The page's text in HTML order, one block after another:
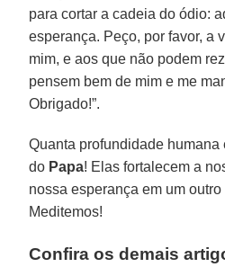
para cortar a cadeia do ódio:
esperança. Peço, por favor, a
mim, e aos que não podem
pensem bem de mim e me
Obrigado!”.
Quanta profundidade humana
do Papa! Elas fortalecem a
nossa esperança em um
Meditemos!
Confira os demais